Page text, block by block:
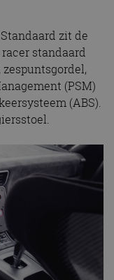
zit de
standaard
(PSM)
(ABS).